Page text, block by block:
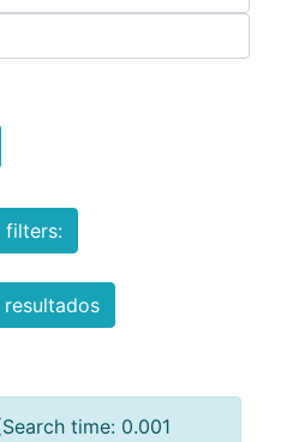
filters:
resultados
time: 0.001